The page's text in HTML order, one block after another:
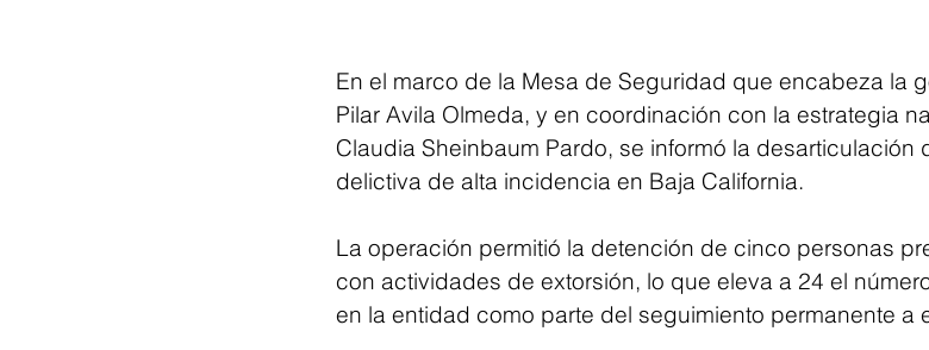
En el marco de la Mesa de Seguridad que encabeza la
Pilar Avila Olmeda, y en coordinación con la estrategia
Claudia Sheinbaum Pardo, se informó la desarticulación
delictiva de alta incidencia en Baja California.
La operación permitió la detención de cinco personas
con actividades de extorsión, lo que eleva a 24 el
en la entidad como parte del seguimiento permanente a